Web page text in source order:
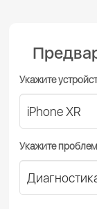
Укажите
Укажите